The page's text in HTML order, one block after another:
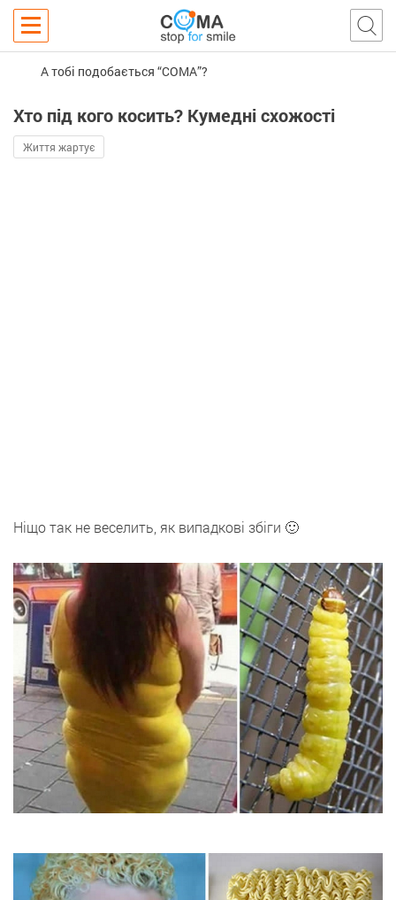
А тобі подобається “COMA”?
Хто під кого косить? Кумедні схожості
Життя жартує
Ніщо так не веселить, як випадкові збіги 🙂